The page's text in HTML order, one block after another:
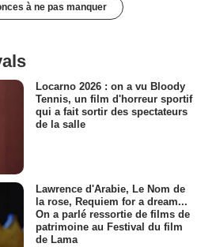
à ne pas manquer
Locarno 2026 : on a vu Bloody
Tennis, un film d'horreur sportif
qui a fait sortir des spectateurs
de la salle
Lawrence d'Arabie, Le Nom de
la rose, Requiem for a dream...
On a parlé ressortie de films de
patrimoine au Festival du film
de Lama